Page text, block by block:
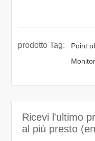
prodotto Tag:
Point
Ricevi l'ultimo
al più presto